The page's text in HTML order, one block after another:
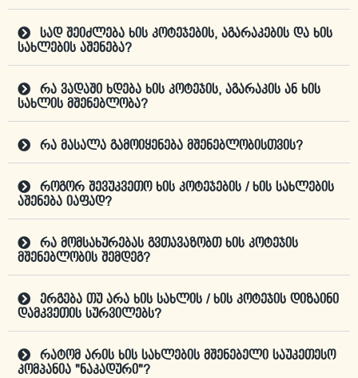
სად შეიძლება ხის კოტეჯების, აგარაკების და ხის
სახლების აშენება?
რა ვადაში ხდება ხის კოტეჯის, აგარაკის ან ხის
სახლის მშენებლობა?
რა მასალა გამოიყენება მშენებლობისთვის?
როგორ შევუკვეთო ხის კოტეჯების / ხის სახლების
აშენება იაფად?
რა მომსახურებას გვთავაზობთ ხის კოტეჯის
მშენებლობის შემდეგ?
ერგება თუ არა ხის სახლის / ხის კოტეჯის დიზაინი
დამკვეთის სურვილებს?
რატომ არის ხის სახლების მშენებელი საუკეთესო
კომპანია "ნაკადური"?